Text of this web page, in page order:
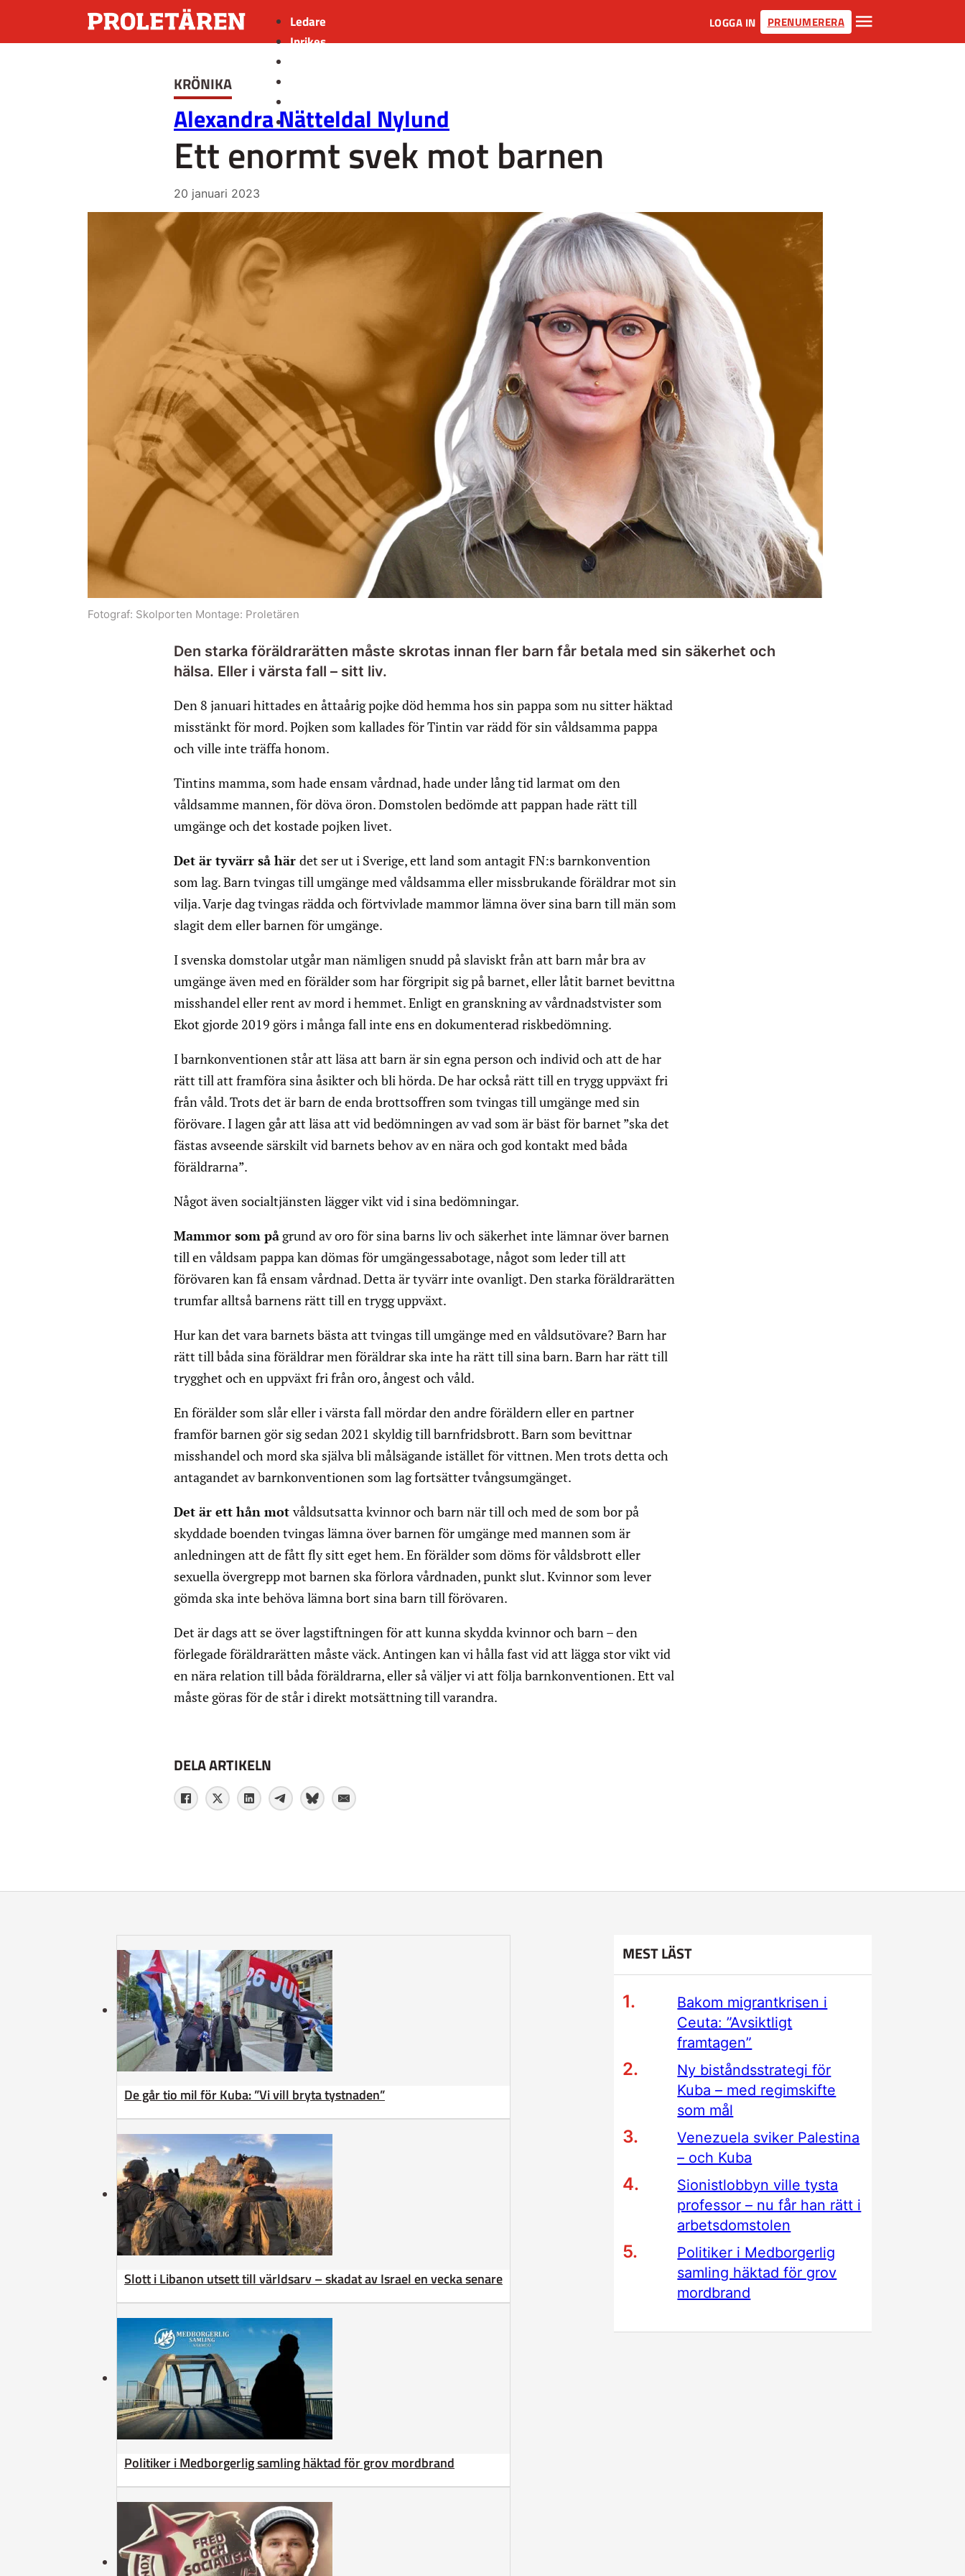
Ledare
Inrikes
Insänt
LOGGA IN PRENUMERERA
KRÖNIKA
Alexandra Nätteldal Nylund
Ett enormt svek mot barnen
20 januari 2023
Fotograf: Skolporten Montage: Proletären
Den starka föräldrarätten måste skrotas innan fler barn får betala med sin säkerhet och
hälsa. Eller i värsta fall – sitt liv.
Den 8 januari hittades en åttaårig pojke död hemma hos sin pappa som nu sitter häktad
misstänkt för mord. Pojken som kallades för Tintin var rädd för sin våldsamma pappa
och ville inte träffa honom.
Tintins mamma, som hade ensam vårdnad, hade under lång tid larmat om den
våldsamme mannen, för döva öron. Domstolen bedömde att pappan hade rätt till
umgänge och det kostade pojken livet.
Det är tyvärr så här det ser ut i Sverige, ett land som antagit FN:s barnkonvention
som lag. Barn tvingas till umgänge med våldsamma eller missbrukande föräldrar mot sin
vilja. Varje dag tvingas rädda och förtvivlade mammor lämna över sina barn till män som
slagit dem eller barnen för umgänge.
I svenska domstolar utgår man nämligen snudd på slaviskt från att barn mår bra av
umgänge även med en förälder som har förgripit sig på barnet, eller låtit barnet bevittna
misshandel eller rent av mord i hemmet. Enligt en granskning av vårdnadstvister som
Ekot gjorde 2019 görs i många fall inte ens en dokumenterad riskbedömning.
I barnkonventionen står att läsa att barn är sin egna person och individ och att de har
rätt till att framföra sina åsikter och bli hörda. De har också rätt till en trygg uppväxt fri
från våld. Trots det är barn de enda brottsoffren som tvingas till umgänge med sin
förövare. I lagen går att läsa att vid bedömningen av vad som är bäst för barnet ”ska det
fästas avseende särskilt vid barnets behov av en nära och god kontakt med båda
föräldrarna”.
Något även socialtjänsten lägger vikt vid i sina bedömningar.
Mammor som på grund av oro för sina barns liv och säkerhet inte lämnar över barnen
till en våldsam pappa kan dömas för umgängessabotage, något som leder till att
förövaren kan få ensam vårdnad. Detta är tyvärr inte ovanligt. Den starka föräldrarätten
trumfar alltså barnens rätt till en trygg uppväxt.
Hur kan det vara barnets bästa att tvingas till umgänge med en våldsutövare? Barn har
rätt till båda sina föräldrar men föräldrar ska inte ha rätt till sina barn. Barn har rätt till
trygghet och en uppväxt fri från oro, ångest och våld.
En förälder som slår eller i värsta fall mördar den andre föräldern eller en partner
framför barnen gör sig sedan 2021 skyldig till barnfridsbrott. Barn som bevittnar
misshandel och mord ska själva bli målsägande istället för vittnen. Men trots detta och
antagandet av barnkonventionen som lag fortsätter tvångsumgänget.
Det är ett hån mot våldsutsatta kvinnor och barn när till och med de som bor på
skyddade boenden tvingas lämna över barnen för umgänge med mannen som är
anledningen att de fått fly sitt eget hem. En förälder som döms för våldsbrott eller
sexuella övergrepp mot barnen ska förlora vårdnaden, punkt slut. Kvinnor som lever
gömda ska inte behöva lämna bort sina barn till förövaren.
Det är dags att se över lagstiftningen för att kunna skydda kvinnor och barn – den
förlegade föräldrarätten måste väck. Antingen kan vi hålla fast vid att lägga stor vikt vid
en nära relation till båda föräldrarna, eller så väljer vi att följa barnkonventionen. Ett val
måste göras för de står i direkt motsättning till varandra.
DELA ARTIKELN
De går tio mil för Kuba: ”Vi vill bryta tystnaden”
Slott i Libanon utsett till världsarv – skadat av Israel en vecka senare
Politiker i Medborgerlig samling häktad för grov mordbrand
MEST LÄST
Bakom migrantkrisen i
Ceuta: ”Avsiktligt
framtagen”
Ny biståndsstrategi för
Kuba – med regimskifte
som mål
Venezuela sviker Palestina
– och Kuba
Sionistlobbyn ville tysta
professor – nu får han rätt i
arbetsdomstolen
Politiker i Medborgerlig
samling häktad för grov
mordbrand